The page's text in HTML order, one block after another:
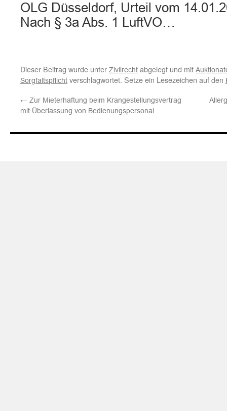
OLG Düsseldorf, Urteil vom
Nach § 3a Abs. 1 LuftVO…
Dieser Beitrag wurde unter Zivilrecht abgelegt und mit
Sorgfaltspflicht verschlagwortet. Setze ein Lesezeichen auf den
← Zur Mieterhaftung beim Krangestellungsvertrag
mit Überlassung von Bedienungspersonal